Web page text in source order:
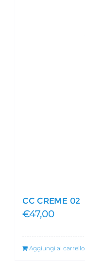
CC CREME 02
€47,00
Aggiungi al carrello